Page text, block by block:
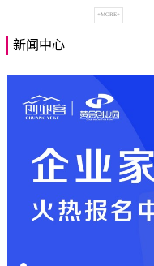
+MORE+
新闻中心